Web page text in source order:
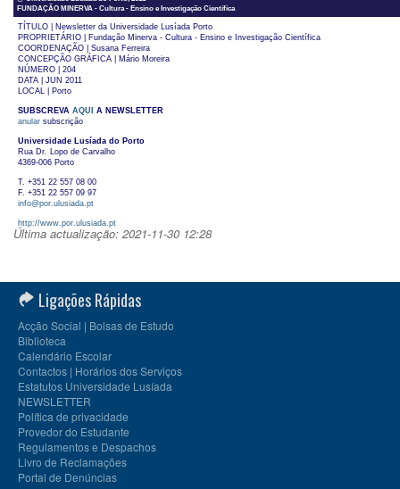
FUNDAÇÃO MINERVA - Cultura - Ensino e Investigação Científica
TÍTULO | Newsletter da Universidade Lusíada Porto
PROPRIETÁRIO | Fundação Minerva - Cultura - Ensino e Investigação Científica
COORDENAÇÃO | Susana Ferreira
CONCEPÇÃO GRÁFICA | Mário Moreira
NÚMERO | 204
DATA | JUN 2011
LOCAL | Porto
SUBSCREVA AQUI
A NEWSLETTER
anular subscrição
Universidade Lusíada do Porto
Rua Dr. Lopo de Carvalho
4369-006 Porto
T. +351 22 557 08 00
F. +351 22 557 09 97
info@por.ulusiada.pt
http://www.por.ulusiada.pt
Última actualização: 2021-11-30 12:28
Ligações Rápidas
Acção Social | Bolsas de Estudo
Biblioteca
Calendário Escolar
Contactos | Horários dos Serviços
Estatutos Universidade Lusíada
NEWSLETTER
Política de privacidade
Provedor do Estudante
Regulamentos e Despachos
Livro de Reclamações
Portal de Denúncias